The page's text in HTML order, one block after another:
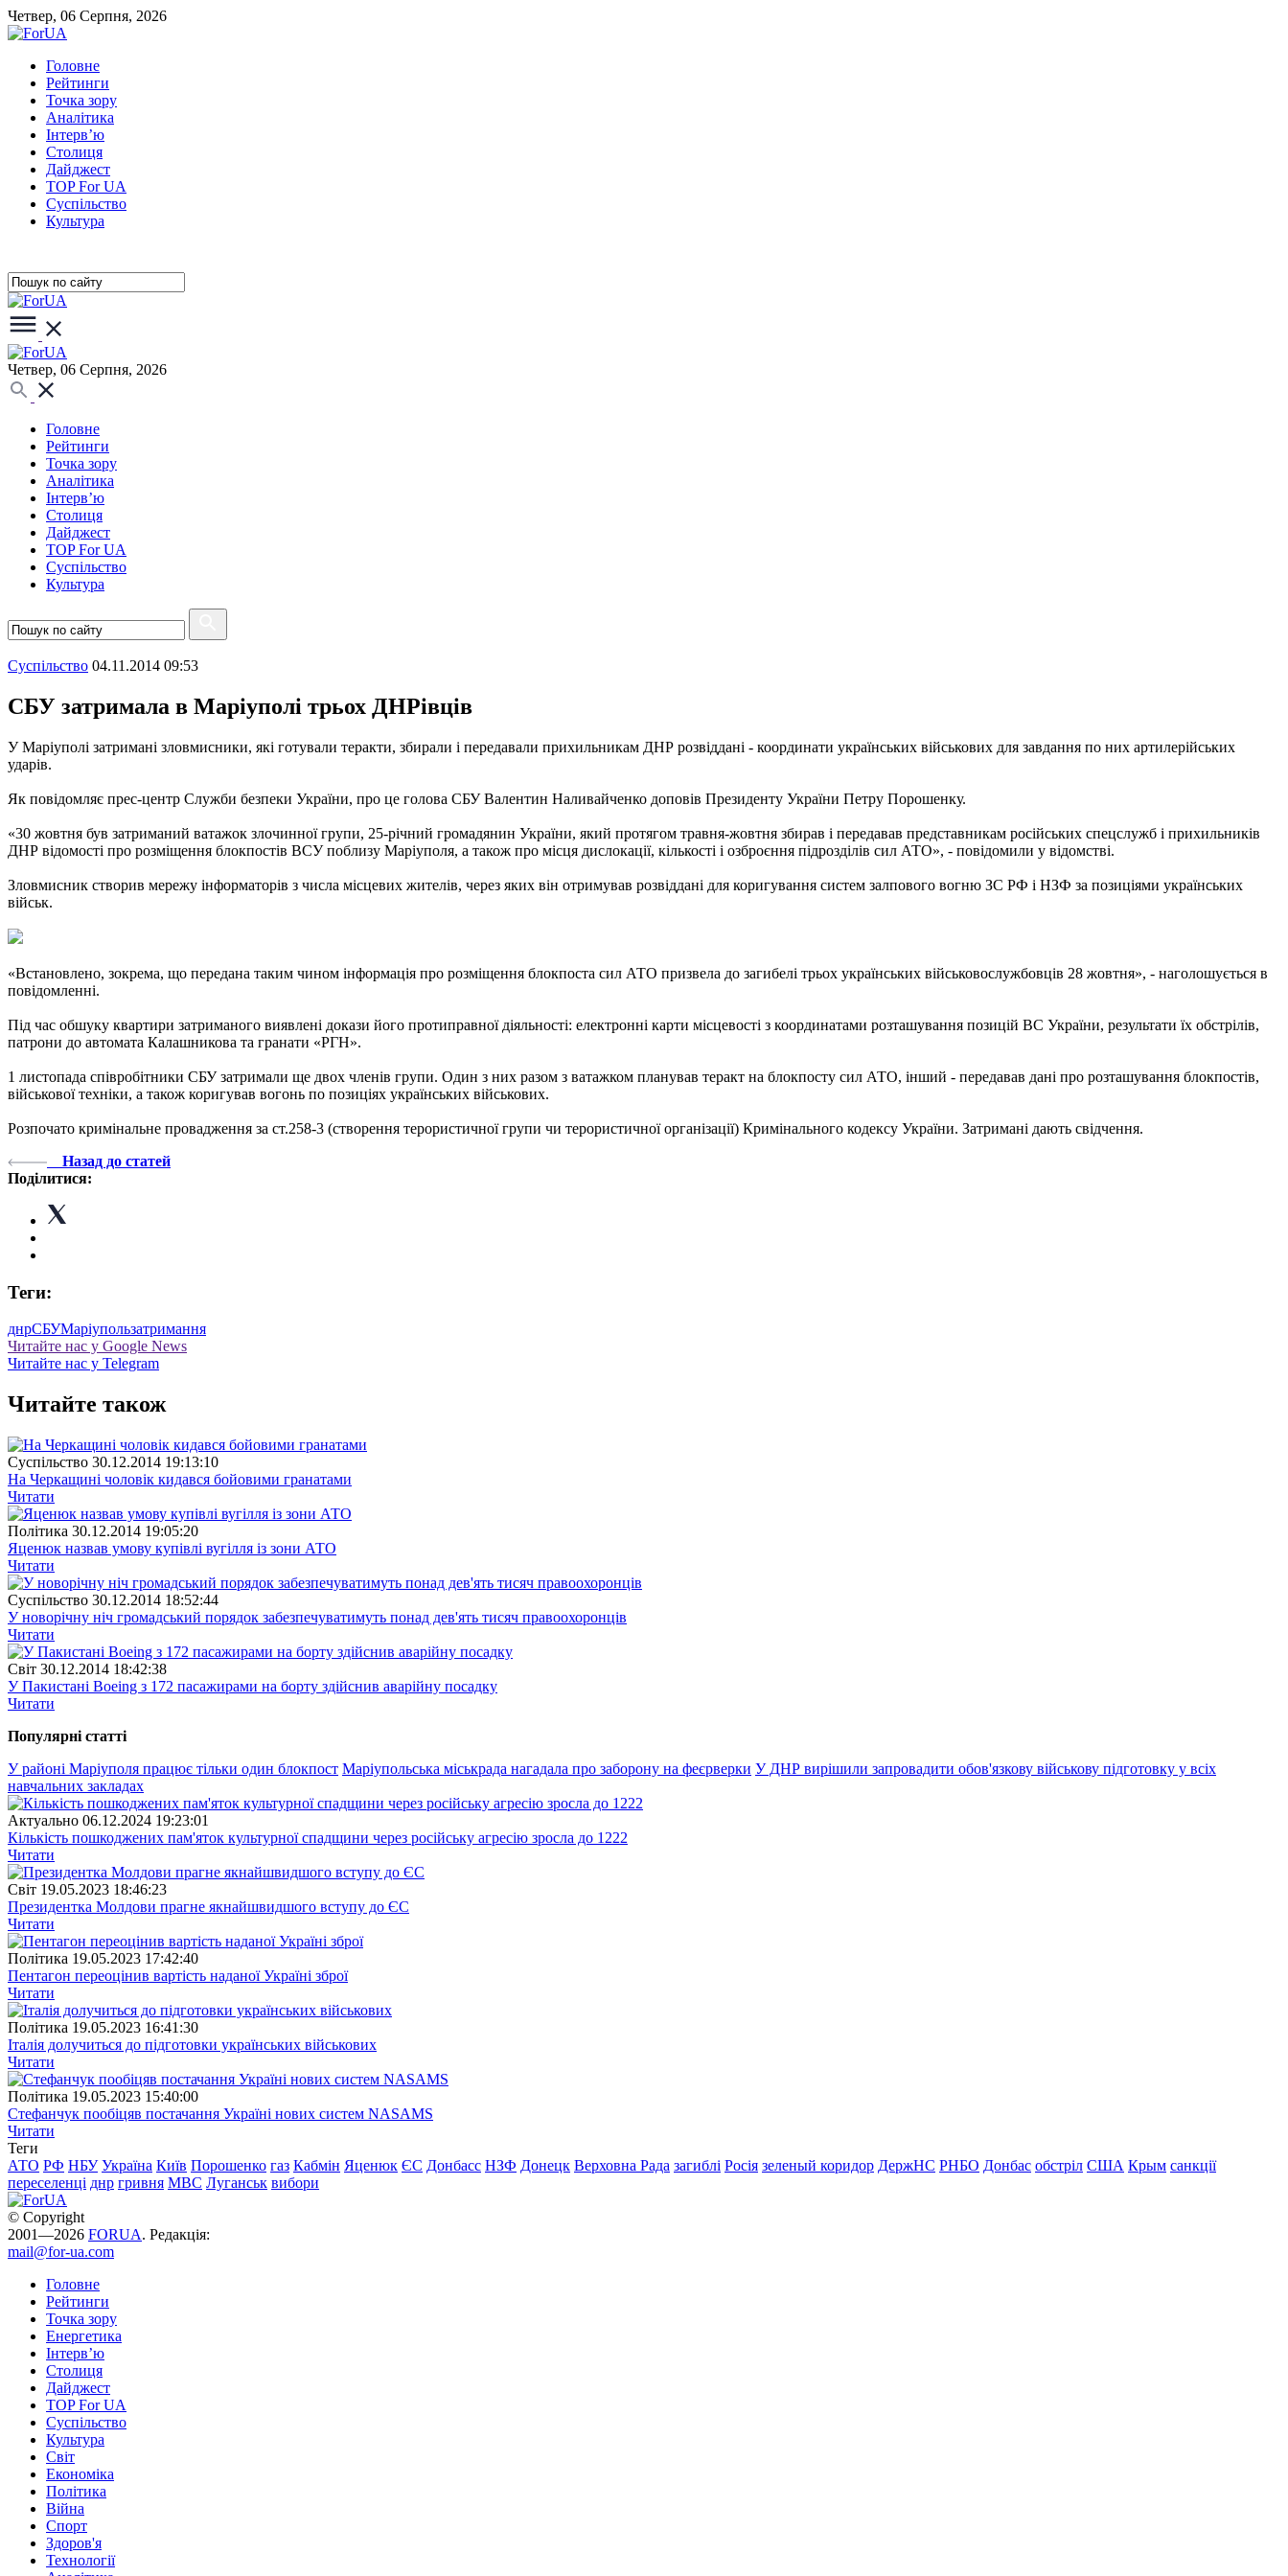
Четвер, 06 Серпня, 2026
Головне
Рейтинги
Точка зору
Аналітика
Інтерв’ю
Столиця
Дайджест
TOP For UA
Суспiльство
Культура
Четвер, 06 Серпня, 2026
Головне
Рейтинги
Точка зору
Аналітика
Інтерв’ю
Столиця
Дайджест
TOP For UA
Суспiльство
Культура
Суспiльство 04.11.2014 09:53
СБУ затримала в Маріуполі трьох ДНРівців
У Маріуполі затримані зловмисники, які готували теракти, збирали і передавали прихильникам ДНР розвіддані - координати українських військових для завдання по них артилерійських
ударів.
Як повідомляє прес-центр Служби безпеки України, про це голова СБУ Валентин Наливайченко доповів Президенту України Петру Порошенку.
«30 жовтня був затриманий ватажок злочинної групи, 25-річний громадянин України, який протягом травня-жовтня збирав і передавав представникам російських спецслужб і прихильників
ДНР відомості про розміщення блокпостів ВСУ поблизу Маріуполя, а також про місця дислокації, кількості і озброєння підрозділів сил АТО», - повідомили у відомстві.
Зловмисник створив мережу інформаторів з числа місцевих жителів, через яких він отримував розвіддані для коригування систем залпового вогню ЗС РФ і НЗФ за позиціями українських
військ.
«Встановлено, зокрема, що передана таким чином інформація про розміщення блокпоста сил АТО призвела до загибелі трьох українських військовослужбовців 28 жовтня», - наголошується в
повідомленні.
Під час обшуку квартири затриманого виявлені докази його протиправної діяльності: електронні карти місцевості з координатами розташування позицій ВС України, результати їх обстрілів,
патрони до автомата Калашникова та гранати «РГН».
1 листопада співробітники СБУ затримали ще двох членів групи. Один з них разом з ватажком планував теракт на блокпосту сил АТО, інший - передавав дані про розташування блокпостів,
військової техніки, а також коригував вогонь по позиціях українських військових.
Розпочато кримінальне провадження за ст.258-3 (створення терористичної групи чи терористичної організації) Кримінального кодексу України. Затримані дають свідчення.
Назад до статей
Поділитися:
Теги:
днрСБУМаріупользатримання
Читайте нас у Google News
Читайте нас у Telegram
Читайте також
Суспiльство 30.12.2014 19:13:10
На Черкащині чоловік кидався бойовими гранатами
Читати
Полiтика 30.12.2014 19:05:20
Яценюк назвав умову купівлі вугілля із зони АТО
Читати
Суспiльство 30.12.2014 18:52:44
У новорічну ніч громадський порядок забезпечуватимуть понад дев'ять тисяч правоохоронців
Читати
Свiт 30.12.2014 18:42:38
У Пакистані Boeing з 172 пасажирами на борту здійснив аварійну посадку
Читати
Популярнi статтi
У районі Маріуполя працює тільки один блокпост Маріупольська міськрада нагадала про заборону на феєрверки У ДНР вирішили запровадити обов'язкову військову підготовку у всіх
навчальних закладах
Актуально 06.12.2024 19:23:01
Кількість пошкоджених пам'яток культурної спадщини через російську агресію зросла до 1222
Читати
Свiт 19.05.2023 18:46:23
Президентка Молдови прагне якнайшвидшого вступу до ЄС
Читати
Полiтика 19.05.2023 17:42:40
Пентагон переоцінив вартість наданої Україні зброї
Читати
Полiтика 19.05.2023 16:41:30
Італія долучиться до підготовки українських військових
Читати
Полiтика 19.05.2023 15:40:00
Стефанчук пообіцяв постачання Україні нових систем NASAMS
Читати
Теги
АТО РФ НБУ Україна Київ Порошенко газ Кабмін Яценюк ЄС Донбасс НЗФ Донецк Верховна Рада загиблі Росія зеленый коридор ДержНС РНБО Донбас обстріл США Крым санкції
переселенці днр гривня МВС Луганськ вибори
© Copyright
2001—2026 FORUA. Редакція:
mail@for-ua.com
Головне
Рейтинги
Точка зору
Енергетика
Інтерв’ю
Столиця
Дайджест
TOP For UA
Суспiльство
Культура
Світ
Економіка
Політика
Війна
Спорт
Здоров'я
Технології